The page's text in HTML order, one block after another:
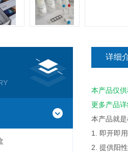
详细
本产品仅
更多产品
本产品就
1. 即开即
2. 提供阳